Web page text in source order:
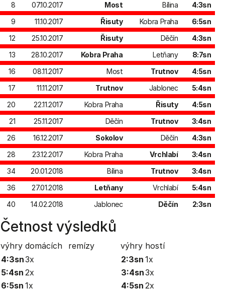
8 07.10.2017 Most Bílina
4:3sn
9
11.10.2017 Řisuty Kobra Praha
6:5sn
12
25.10.2017 Řisuty Děčín
4:3sn
13
28.10.2017 Kobra Praha Letňany
8:7sn
16
08.11.2017 Most Trutnov
4:5sn
17
11.11.2017 Trutnov Jablonec
5:4sn
20
22.11.2017 Kobra Praha Řisuty
4:5sn
21
25.11.2017 Děčín Trutnov
3:4sn
26
16.12.2017 Sokolov Děčín
4:3sn
28
23.12.2017 Kobra Praha Vrchlabí
3:4sn
34
20.01.2018 Bílina Trutnov
3:4sn
36
27.01.2018 Letňany Vrchlabí
5:4sn
40
14.02.2018 Jablonec Děčín 2:3sn
Četnost výsledků
výhry domácích remízy výhry hostí
4:3sn3x
5:4sn 2x
6:5sn 1x
2:3sn 1x
3:4sn3x
4:5sn 2x